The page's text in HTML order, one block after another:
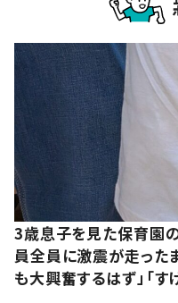
3歳息子を見た保育園
員全員に激震が走った
も大興奮するはず」「すげ